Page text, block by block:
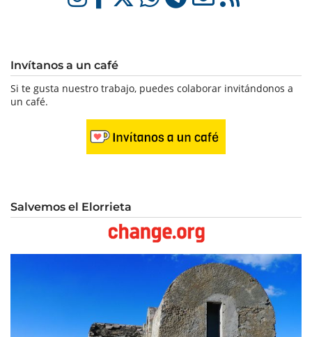
Invítanos a un café
Si te gusta nuestro trabajo, puedes colaborar invitándonos a
un café.
Salvemos el Elorrieta